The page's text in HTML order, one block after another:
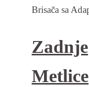
Zadnje
Metlice